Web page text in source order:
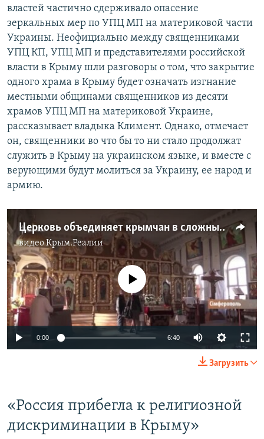
властей частично сдерживало опасение
зеркальных мер по УПЦ МП на материковой части
Украины. Неофициально между священниками
УПЦ КП, УПЦ МП и представителями российской
власти в Крыму шли разговоры о том, что закрытие
одного храма в Крыму будет означать изгнание
местными общинами священников из десяти
храмов УПЦ МП на материковой Украине,
рассказывает владыка Климент. Однако, отмечает
он, священники во что бы то ни стало продолжат
служить в Крыму на украинском языке, и вместе с
верующими будут молиться за Украину, ее народ и
армию.
Церковь объединяет крымчан в сложные времена (видео)
видеоКрым.Реалии
No media source currently available
0:00 6:40
Загрузить
«Россия прибегла к религиозной
дискриминации в Крыму»